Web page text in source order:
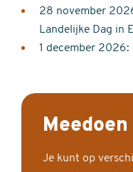
28 november
Landelijke Dag in
1 december
Meedoen
Je kunt op